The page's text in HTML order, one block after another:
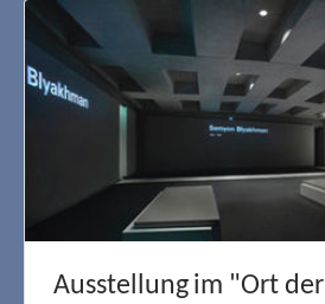
Ausstellung im "Ort der